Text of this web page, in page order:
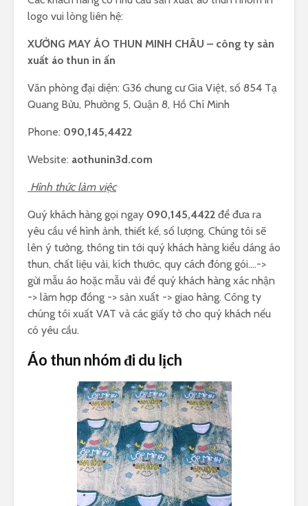
logo vui lòng liên hệ:
XƯỞNG MAY ÁO THUN MINH CHÂU – công ty sản
xuất áo thun in ấn
Văn phòng đại diện: G36 chung cư Gia Việt, số 854 Tạ
Quang Bửu, Phường 5, Quận 8, Hồ Chí Minh
Phone: 090,145,4422
Website: aothunin3d.com
Hình thức làm việc
Quý khách hàng gọi ngay 090,145,4422 để đưa ra
yêu cầu về hình ảnh, thiết kế, số lượng. Chúng tôi sẽ
lên ý tưởng, thông tin tới quý khách hàng kiểu dáng áo
thun, chất liệu vải, kích thước, quy cách đóng gói….->
gửi mẫu áo hoặc mẫu vải để quý khách hàng xác nhận
-> làm hợp đồng -> sản xuất -> giao hàng. Công ty
chúng tôi xuất VAT và các giấy tờ cho quý khách nếu
có yêu cầu.
Áo thun nhóm đi du lịch